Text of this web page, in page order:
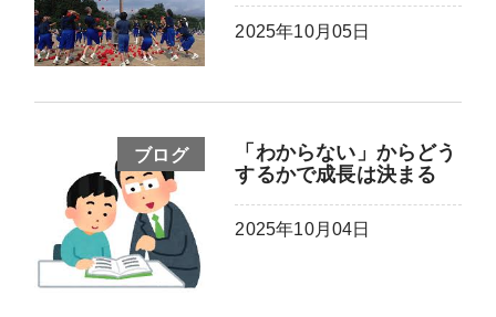
2025年10月05日
ブログ
「わからない」からどう
するかで成長は決まる
2025年10月04日